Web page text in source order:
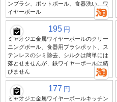
ンブラシ、ポットボール、食器洗い、ワ
イヤーボール
195 円
ミャオジエ金属ワイヤーボールのクリー
ニングボール、食器用ブラシポット、ス
テンレスのシミ除去、シルクは簡単には
落とせませんが、鉄ワイヤーボールは錆
びません
177 円
ミャオジエ金属ワイヤーボールキッチン